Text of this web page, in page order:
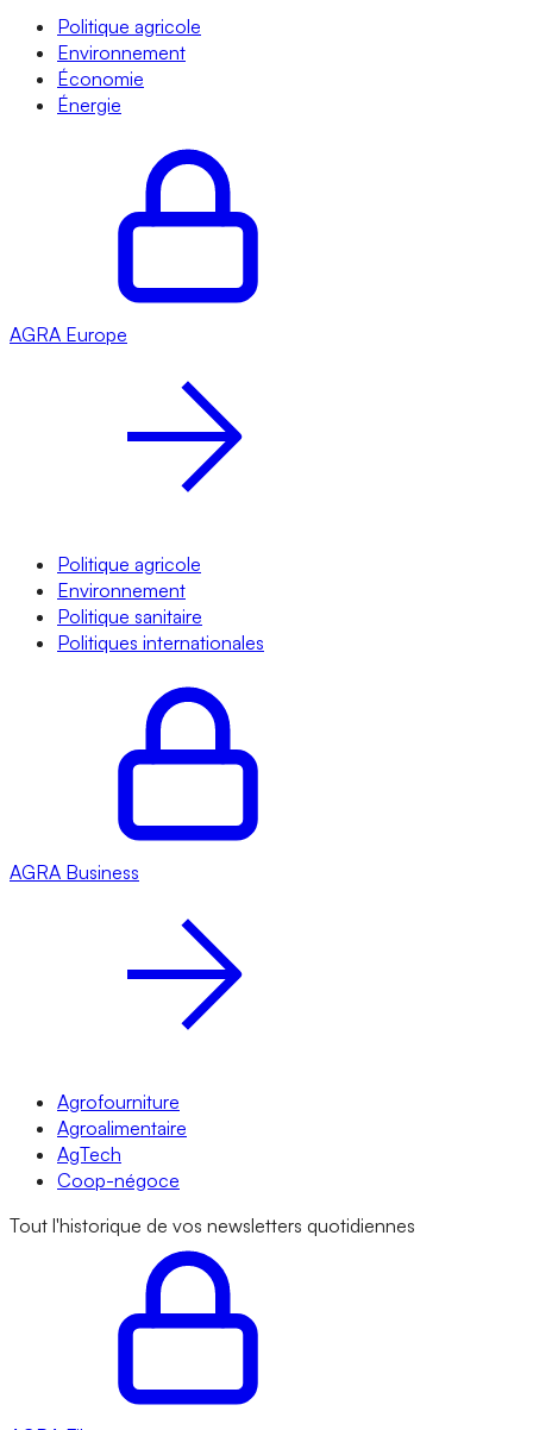
Politique agricole
Environnement
Économie
Énergie
AGRA Europe
Politique agricole
Environnement
Politique sanitaire
Politiques internationales
AGRA Business
Agrofourniture
Agroalimentaire
AgTech
Coop-négoce
Tout l'historique de vos newsletters quotidiennes